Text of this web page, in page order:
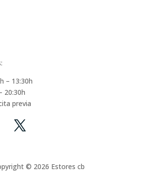
– 13:30h
20:30h
previa
© 2026 Estores cb